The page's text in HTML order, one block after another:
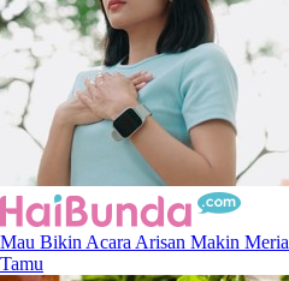
Mau Bikin Acara Arisan Makin
Tamu